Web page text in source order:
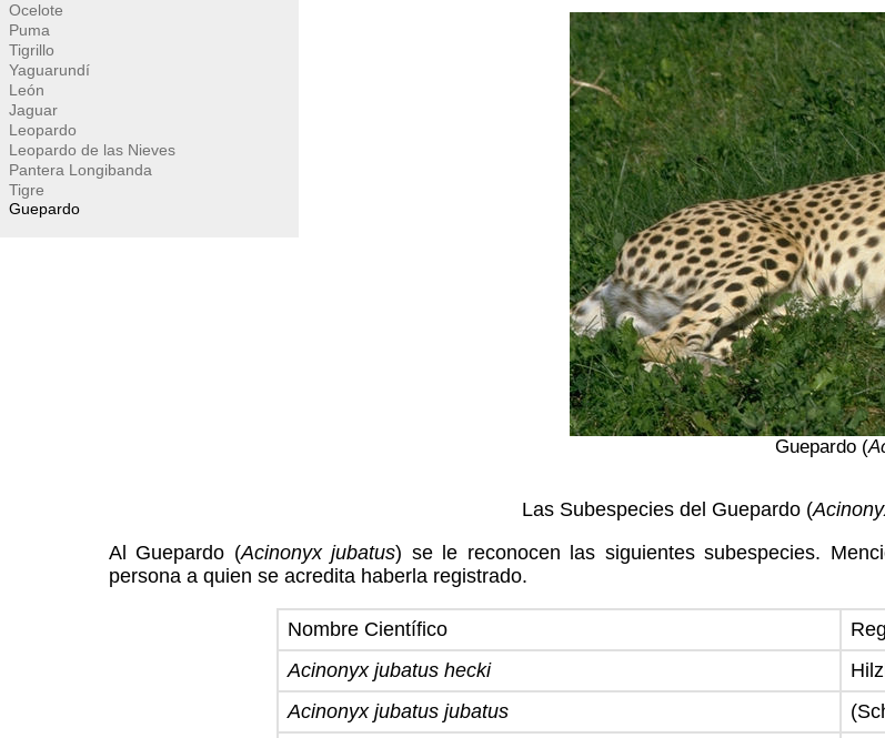
Ocelote
Puma
Tigrillo
Yaguarundí
León
Jaguar
Leopardo
Leopardo de las Nieves
Pantera Longibanda
Tigre
Guepardo
Guepardo (
Las Subespecies del Guepardo (
Al Guepardo (Acinonyx jubatus) se le reconocen las siguientes subespecies.
persona a quien se acredita haberla registrado.
Nombre Científico
Acinonyx jubatus hecki
Acinonyx jubatus jubatus